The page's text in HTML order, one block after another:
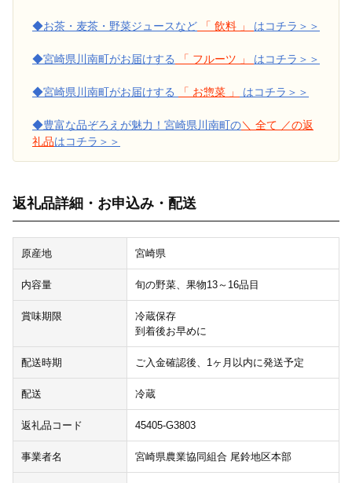
◆お茶・麦茶・野菜ジュースなど 「 飲料 」 はコチラ＞＞
◆宮崎県川南町がお届けする 「 フルーツ 」 はコチラ＞＞
◆宮崎県川南町がお届けする 「 お惣菜 」 はコチラ＞＞
◆豊富な品ぞろえが魅力！宮崎県川南町の＼ 全て ／の返
礼品はコチラ＞＞
返礼品詳細・お申込み・配送
原産地 宮崎県
内容量 旬の野菜、果物13～16品目
賞味期限
冷蔵保存
到着後お早めに
配送時期 ご入金確認後、1ヶ月以内に発送予定
配送 冷蔵
返礼品コード 45405-G3803
事業者名 宮崎県農業協同組合 尾鈴地区本部